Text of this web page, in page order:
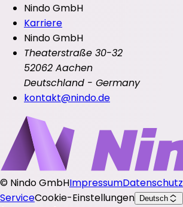
Nindo GmbH
Karriere
Nindo GmbH
Theaterstraße 30-32
52062 Aachen
Deutschland - Germany
kontakt@nindo.de
© Nindo GmbHImpressumDatenschutz
ServiceCookie-Einstellungen Deutsch